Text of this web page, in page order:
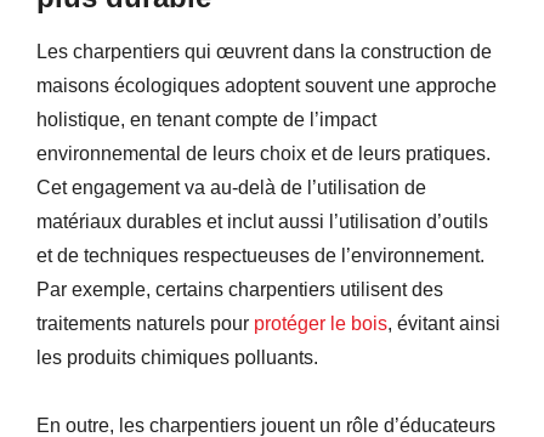
Les charpentiers qui œuvrent dans la construction de
maisons écologiques adoptent souvent une approche
holistique, en tenant compte de l’impact
environnemental de leurs choix et de leurs pratiques.
Cet engagement va au-delà de l’utilisation de
matériaux durables et inclut aussi l’utilisation d’outils
et de techniques respectueuses de l’environnement.
Par exemple, certains charpentiers utilisent des
traitements naturels pour protéger le bois, évitant ainsi
les produits chimiques polluants.
En outre, les charpentiers jouent un rôle d’éducateurs